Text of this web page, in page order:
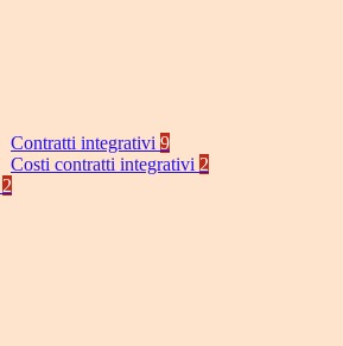
Contratti integrativi 9
Costi contratti integrativi 2
2